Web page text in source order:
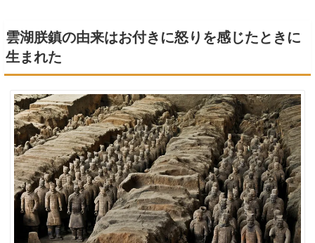
雲湖朕鎮の由来はお付きに怒りを感じたときに
生まれた